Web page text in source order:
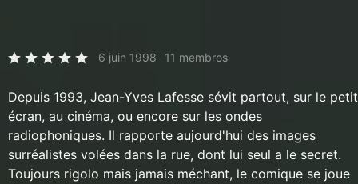
6 juin 1998 11 membros
Depuis 1993, Jean-Yves Lafesse sévit partout, sur le petit
écran, au cinéma, ou encore sur les ondes
radiophoniques. Il rapporte aujourd'hui des images
surréalistes volées dans la rue, dont lui seul a le secret.
Toujours rigolo mais jamais méchant, le comique se joue